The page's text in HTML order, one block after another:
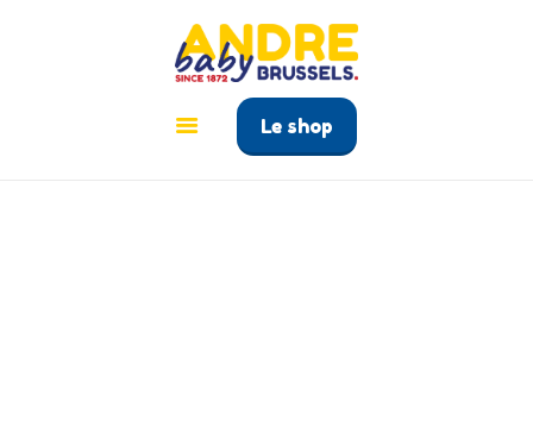
Le shop
ANDRÉ BABY BRUSSELS
Le tout pour bébé à Bruxelles
ACCUEIL